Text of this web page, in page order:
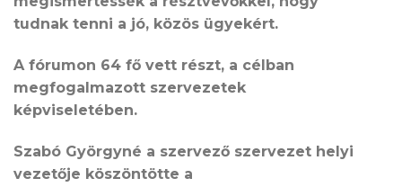
tudnak tenni a jó, közös ügyekért.
A fórumon 64 fő vett részt, a célban
megfogalmazott szervezetek
képviseletében.
Szabó Györgyné a szervező szervezet helyi
vezetője köszöntötte a